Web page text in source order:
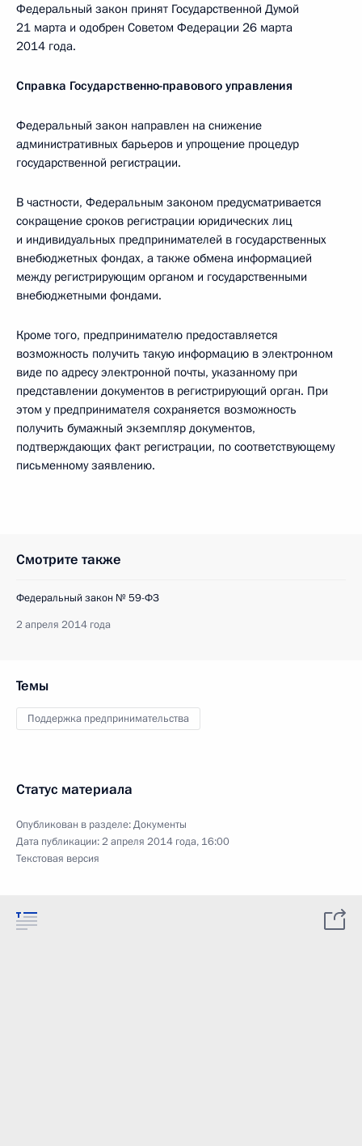
Федеральный закон принят Государственной Думой
21 марта и одобрен Советом Федерации 26 марта
2014 года.
Справка Государственно-правового управления
Федеральный закон направлен на снижение
административных барьеров и упрощение процедур
государственной регистрации.
В частности, Федеральным законом предусматривается
сокращение сроков регистрации юридических лиц
и индивидуальных предпринимателей в государственных
внебюджетных фондах, а также обмена информацией
между регистрирующим органом и государственными
внебюджетными фондами.
Кроме того, предпринимателю предоставляется
возможность получить такую информацию в электронном
виде по адресу электронной почты, указанному при
представлении документов в регистрирующий орган. При
этом у предпринимателя сохраняется возможность
получить бумажный экземпляр документов,
подтверждающих факт регистрации, по соответствующему
письменному заявлению.
Смотрите также
Федеральный закон № 59-ФЗ
2 апреля 2014 года
Темы
Поддержка предпринимательства
Статус материала
Опубликован в разделе:Документы
Дата публикации:2 апреля 2014 года, 16:00
Текстовая версия